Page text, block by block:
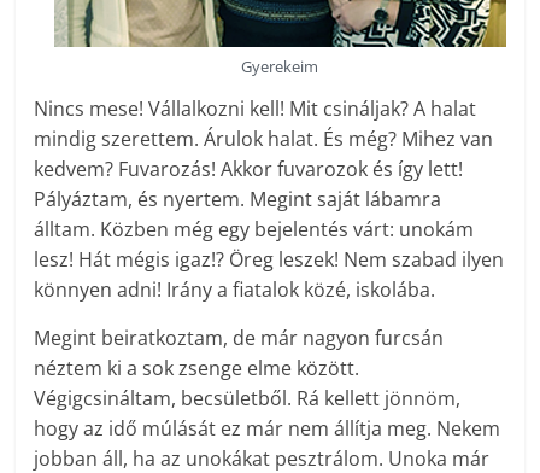
Gyerekeim
Nincs mese! Vállalkozni kell! Mit csináljak? A halat
mindig szerettem. Árulok halat. És még? Mihez van
kedvem? Fuvarozás! Akkor fuvarozok és így lett!
Pályáztam, és nyertem. Megint saját lábamra
álltam. Közben még egy bejelentés várt: unokám
lesz! Hát mégis igaz!? Öreg leszek! Nem szabad ilyen
könnyen adni! Irány a fiatalok közé, iskolába.
Megint beiratkoztam, de már nagyon furcsán
néztem ki a sok zsenge elme között.
Végigcsináltam, becsületből. Rá kellett jönnöm,
hogy az idő múlását ez már nem állítja meg. Nekem
jobban áll, ha az unokákat pesztrálom. Unoka már